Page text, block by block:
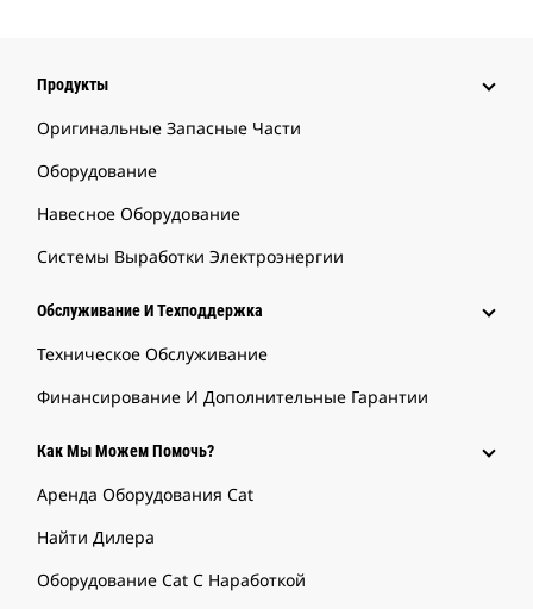
Продукты
Оригинальные Запасные Части
Оборудование
Навесное Оборудование
Системы Выработки Электроэнергии
Обслуживание И Техподдержка
Техническое Обслуживание
Финансирование И Дополнительные Гарантии
Как Мы Можем Помочь?
Аренда Оборудования Cat
Найти Дилера
Оборудование Cat С Наработкой